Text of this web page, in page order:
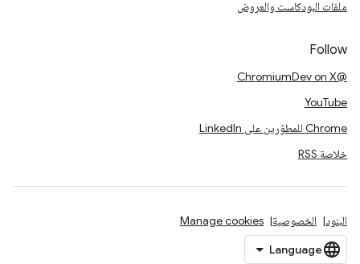
ملفات البودكاست والعروض
Follow
@ChromiumDev on X
YouTube
Chrome للمطوّرين على LinkedIn
خلاصة RSS
البنود الخصوصية Manage cookies